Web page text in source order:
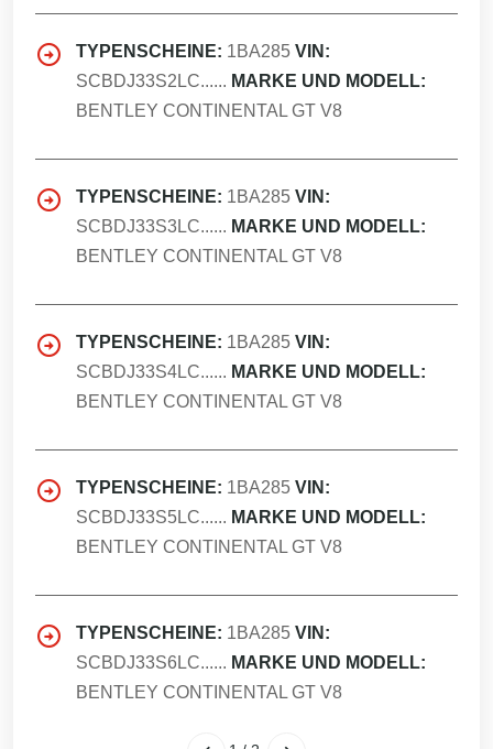
TYPENSCHEINE: 1BA285 VIN:
SCBDJ33S2LC...... MARKE UND MODELL:
BENTLEY CONTINENTAL GT V8
TYPENSCHEINE: 1BA285 VIN:
SCBDJ33S3LC...... MARKE UND MODELL:
BENTLEY CONTINENTAL GT V8
TYPENSCHEINE: 1BA285 VIN:
SCBDJ33S4LC...... MARKE UND MODELL:
BENTLEY CONTINENTAL GT V8
TYPENSCHEINE: 1BA285 VIN:
SCBDJ33S5LC...... MARKE UND MODELL:
BENTLEY CONTINENTAL GT V8
TYPENSCHEINE: 1BA285 VIN:
SCBDJ33S6LC...... MARKE UND MODELL:
BENTLEY CONTINENTAL GT V8